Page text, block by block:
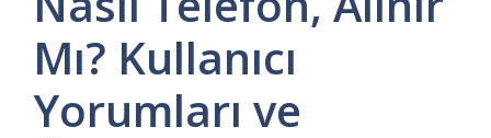
Mı? Kullanıcı
Yorumları ve